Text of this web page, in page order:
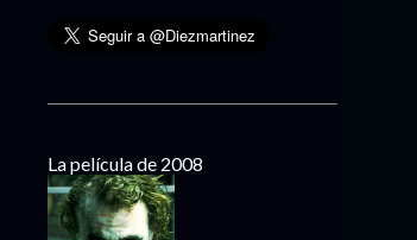
La película de 2008